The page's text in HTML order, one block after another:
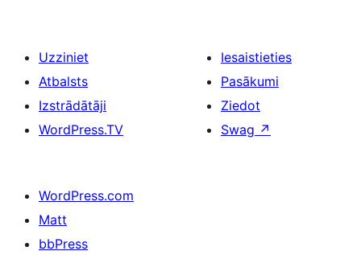
Uzziniet
Atbalsts
Izstrādātāji
WordPress.TV
Iesaistieties
Pasākumi
Ziedot
Swag ↗
WordPress.com
Matt
bbPress